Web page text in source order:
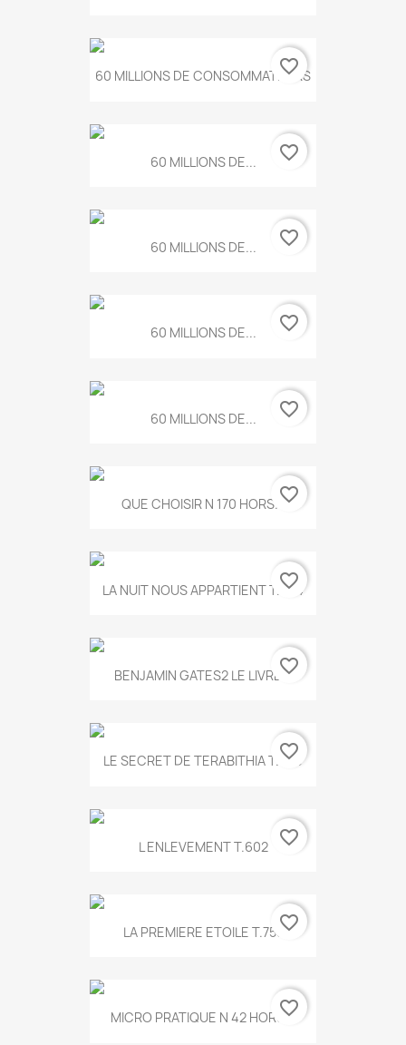
60 MILLIONS DE CONSOMMATEURS
favorite_border
60 MILLIONS DE... favorite_border
60 MILLIONS DE... favorite_border
60 MILLIONS DE... favorite_border
60 MILLIONS DE... favorite_border
QUE CHOISIR N 170 HORS...favorite_border
LA NUIT NOUS APPARTIENT T.634
favorite_border
BENJAMIN GATES2 LE LIVRE...
favorite_border
LE SECRET DE TERABITHIA T.560
favorite_border
L ENLEVEMENT T.602 favorite_border
LA PREMIERE ETOILE T.755favorite_border
MICRO PRATIQUE N 42 HORS...
favorite_border